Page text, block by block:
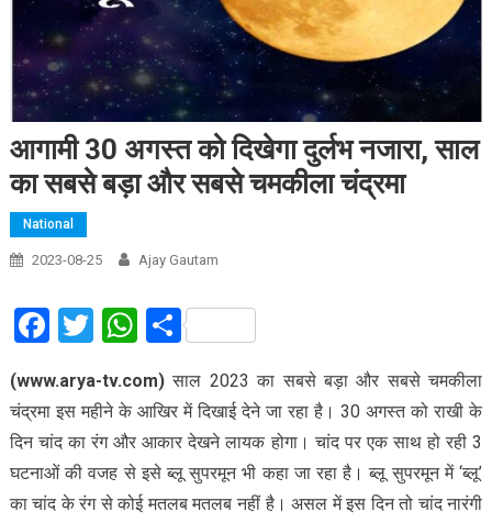
आगामी 30 अगस्‍त को द‍िखेगा दुर्लभ नजारा, साल
का सबसे बड़ा और सबसे चमकीला चंद्रमा
National
2023-08-25 Ajay Gautam
Facebook
Twitter
WhatsApp
Share
(www.arya-tv.com)साल 2023 का सबसे बड़ा और सबसे चमकीला
चंद्रमा इस महीने के आखिर में दिखाई देने जा रहा है। 30 अगस्‍त को राखी के
दिन चांद का रंग और आकार देखने लायक होगा। चांद पर एक साथ हो रही 3
घटनाओं की वजह से इसे ब्‍लू सुपरमून भी कहा जा रहा है। ब्‍लू सुपरमून में ‘ब्‍लू’
का चांद के रंग से कोई मतलब मतलब नहीं है। असल में इस दिन तो चांद नारंगी